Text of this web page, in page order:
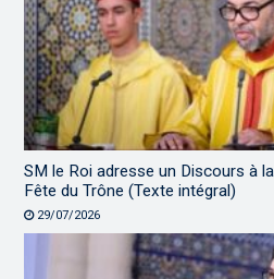
SM le Roi adresse un Discours à
Fête du Trône (Texte intégral)
29/07/2026